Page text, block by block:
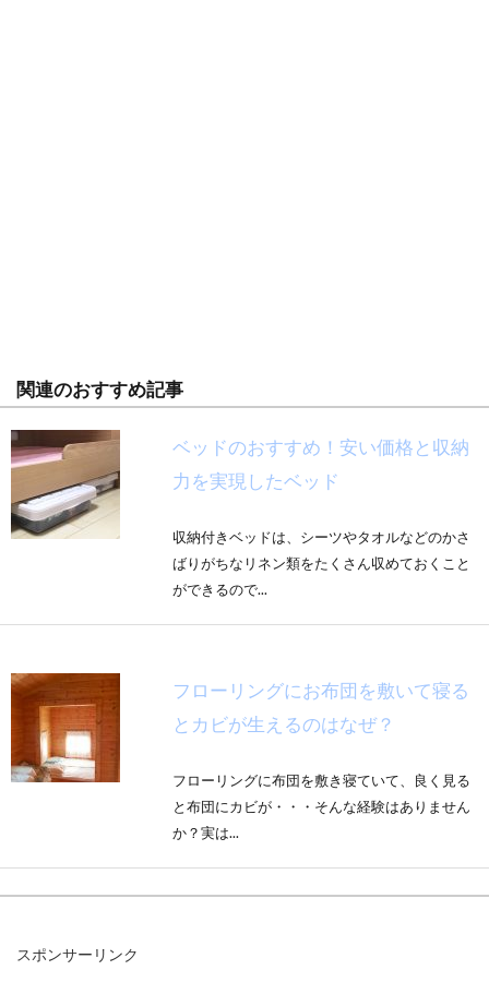
関連のおすすめ記事
ベッドのおすすめ！安い価格と収納
力を実現したベッド
収納付きベッドは、シーツやタオルなどのかさ
ばりがちなリネン類をたくさん収めておくこと
ができるので...
フローリングにお布団を敷いて寝る
とカビが生えるのはなぜ？
フローリングに布団を敷き寝ていて、良く見る
と布団にカビが・・・そんな経験はありません
か？実は...
スポンサーリンク